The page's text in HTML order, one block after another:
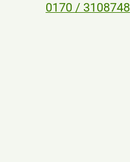
0170 / 3108748